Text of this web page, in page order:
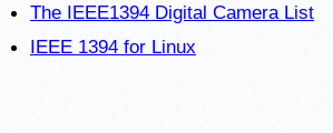
The IEEE1394 Digital Camera List
IEEE 1394 for Linux